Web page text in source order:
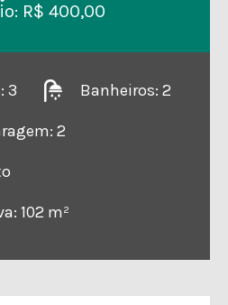
R$ 400,00
3 Banheiros: 2
2
102 m²